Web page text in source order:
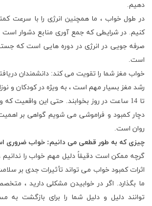
دهیم.
در طول خواب ، ما همچنین انرژی را با سرعت
کنیم. در شرایطی که جمع آوری منابع دشوار است
صرفه جویی در انرژی در دوره هایی است که
است.
خواب مغز شما را تقویت می کند: دانشمندان
رشد مغز بسیار مهم است ، به ویژه در کودکان و
تا 14 ساعت در روز بخوابند. حتی این واقعیت
دچار کمبود و فراموشی می شویم گواهی بر
روان است.
چیزی که به طور قطعی می دانیم: خواب ضروری
گرچه ممکن است دقیقاً دلیل مهم خواب را ندانیم
اثرات کمبود خواب می تواند تأثیرات جدی بر
ما بگذارد. اگر در خوابیدن مشکلی دارید ،
توانند دلیل و دلیل شما را برای بازگشت به